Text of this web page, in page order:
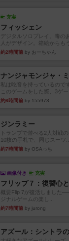
充実
フィッシェン
デジタルソロプレイ。毒の
人がデザイン。箱絵からもう
約2時間前 by おーちゃん
ナンジャモンジャ・
私は吃音を持っているので
このゲームをした際、3ゲー
約6時間前 by 155973
ジンラミー
トランプで遊べる2人対戦
10枚の手札で、同じスーツ...
約7時間前 by OSAっち
画像付き 充実
フリップ７：復讐心
概要Flip 7が復活しました
ジナルゲームの楽し...
約7時間前 by jurong
アズール：シントラ